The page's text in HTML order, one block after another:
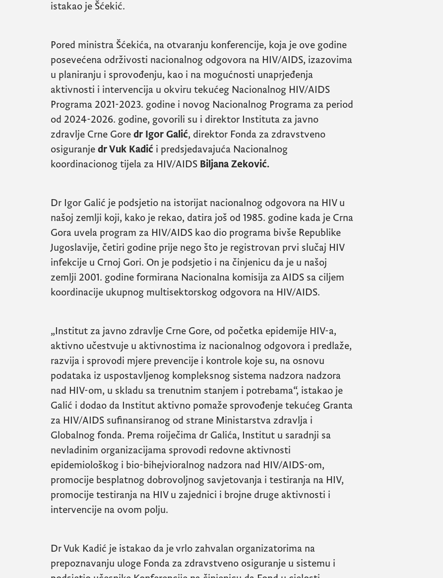
istakao je Šćekić.
Pored ministra Šćekića, na otvaranju konferencije, koja je ove godine
posevećena održivosti nacionalnog odgovora na HIV/AIDS, izazovima
u planiranju i sprovođenju, kao i na mogućnosti unaprjeđenja
aktivnosti i intervencija u okviru tekućeg Nacionalnog HIV/AIDS
Programa 2021-2023. godine i novog Nacionalnog Programa za period
od 2024-2026. godine, govorili su i direktor Instituta za javno
zdravlje Crne Gore dr Igor Galić, direktor Fonda za zdravstveno
osiguranje dr Vuk Kadić i predsjedavajuća Nacionalnog
koordinacionog tijela za HIV/AIDS Biljana Zeković.
Dr Igor Galić je podsjetio na istorijat nacionalnog odgovora na HIV u
našoj zemlji koji, kako je rekao, datira još od 1985. godine kada je Crna
Gora uvela program za HIV/AIDS kao dio programa bivše Republike
Jugoslavije, četiri godine prije nego što je registrovan prvi slučaj HIV
infekcije u Crnoj Gori. On je podsjetio i na činjenicu da je u našoj
zemlji 2001. godine formirana Nacionalna komisija zaAIDS sa ciljem
koordinacije ukupnog multisektorskog odgovora na HIV/AIDS.
„Institut za javno zdravlje Crne Gore, od početka epidemije HIV-a,
aktivno učestvuje u aktivnostima iz nacionalnog odgovora i predlaže,
razvija i sprovodi mjere prevencije i kontrole koje su, na osnovu
podataka iz uspostavljenog kompleksnog sistema nadzora nadzora
nad HIV-om, u skladu sa trenutnim stanjem i potrebama“, istakao je
Galić i dodao da Institut aktivno pomaže sprovođenje tekućeg Granta
za HIV/AIDS sufinansiranog od strane Ministarstva zdravlja i
Globalnog fonda. Prema roiječima dr Galića, Institut u saradnji sa
nevladinim organizacijama sprovodi redovne aktivnosti
epidemiološkog i bio-bihejvioralnog nadzora nad HIV/AIDS-om,
promocije besplatnog dobrovoljnog savjetovanja i testiranja na HIV,
promocije testiranja na HIV u zajednici i brojne druge aktivnosti i
intervencije na ovom polju.
Dr Vuk Kadić je istakao da je vrlo zahvalan organizatorima na
prepoznavanju uloge Fonda za zdravstveno osiguranje u sistemu i